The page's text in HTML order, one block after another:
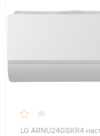
LG ARNU24GSKR4